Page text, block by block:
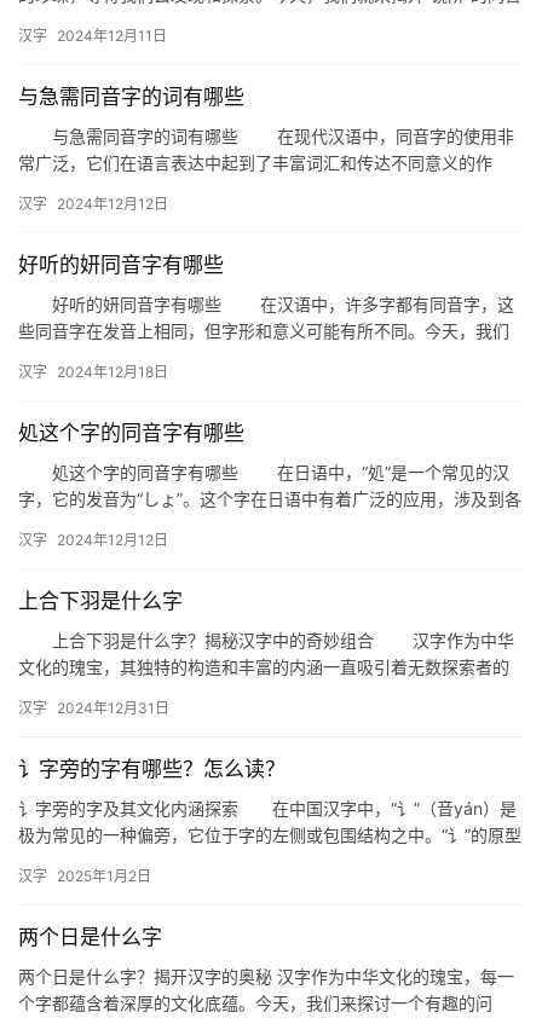
汉字 2024年12月11日
与急需同音字的词有哪些
与急需同音字的词有哪些 在现代汉语中，同音字的使用非
常广泛，它们在语言表达中起到了丰富词汇和传达不同意义的作
在…
汉字 2024年12月12日
好听的妍同音字有哪些
好听的妍同音字有哪些 在汉语中，许多字都有同音字，这
些同音字在发音上相同，但字形和意义可能有所不同。今天，我们
富…
汉字 2024年12月18日
処这个字的同音字有哪些
処这个字的同音字有哪些 在日语中，“処”是一个常见的汉
字，它的发音为“しょ”。这个字在日语中有着广泛的应用，涉及到各
汉字 2024年12月12日
上合下羽是什么字
上合下羽是什么字？揭秘汉字中的奇妙组合 汉字作为中华
文化的瑰宝，其独特的构造和丰富的内涵一直吸引着无数探索者的
羽…
汉字 2024年12月31日
讠字旁的字有哪些？怎么读？
讠字旁的字及其文化内涵探索 在中国汉字中，“讠”（音yán）是
极为常见的一种偏旁，它位于字的左侧或包围结构之中。“讠”的原型
汉字 2025年1月2日
两个日是什么字
两个日是什么字？揭开汉字的奥秘 汉字作为中华文化的瑰宝，每一
个字都蕴含着深厚的文化底蕴。今天，我们来探讨一个有趣的问